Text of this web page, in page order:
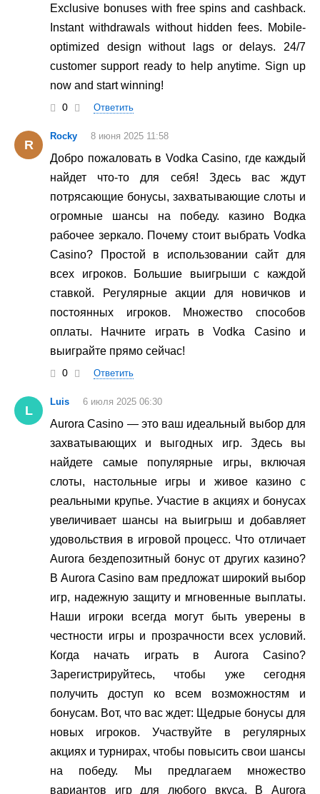
Exclusive bonuses with free spins and cashback.
Instant withdrawals without hidden fees. Mobile-
optimized design without lags or delays. 24/7
customer support ready to help anytime. Sign up
now and start winning!
0 Ответить
R
Rocky 8 июня 2025 11:58
Добро пожаловать в Vodka Casino, где каждый
найдет что-то для себя! Здесь вас ждут
потрясающие бонусы, захватывающие слоты и
огромные шансы на победу. казино Водка
рабочее зеркало. Почему стоит выбрать Vodka
Casino? Простой в использовании сайт для
всех игроков. Большие выигрыши с каждой
ставкой. Регулярные акции для новичков и
постоянных игроков. Множество способов
оплаты. Начните играть в Vodka Casino и
выиграйте прямо сейчас!
0 Ответить
L
Luis 6 июля 2025 06:30
Aurora Casino — это ваш идеальный выбор для
захватывающих и выгодных игр. Здесь вы
найдете самые популярные игры, включая
слоты, настольные игры и живое казино с
реальными крупье. Участие в акциях и бонусах
увеличивает шансы на выигрыш и добавляет
удовольствия в игровой процесс. Что отличает
Aurora бездепозитный бонус от других казино?
В Aurora Casino вам предложат широкий выбор
игр, надежную защиту и мгновенные выплаты.
Наши игроки всегда могут быть уверены в
честности игры и прозрачности всех условий.
Когда начать играть в Aurora Casino?
Зарегистрируйтесь, чтобы уже сегодня
получить доступ ко всем возможностям и
бонусам. Вот, что вас ждет: Щедрые бонусы для
новых игроков. Участвуйте в регулярных
акциях и турнирах, чтобы повысить свои шансы
на победу. Мы предлагаем множество
вариантов игр для любого вкуса. В Aurora